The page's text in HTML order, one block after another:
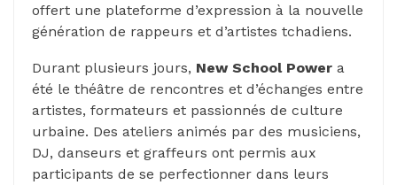
offert une plateforme d’expression à la nouvelle
génération de rappeurs et d’artistes tchadiens.
Durant plusieurs jours, New School Power a
été le théâtre de rencontres et d’échanges entre
artistes, formateurs et passionnés de culture
urbaine. Des ateliers animés par des musiciens,
DJ, danseurs et graffeurs ont permis aux
participants de se perfectionner dans leurs